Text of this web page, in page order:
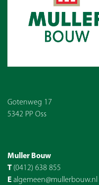
Gotenweg 17
5342 PP Oss
Muller Bouw
T (0412) 638 855
E algemeen@mullerbouw.nl